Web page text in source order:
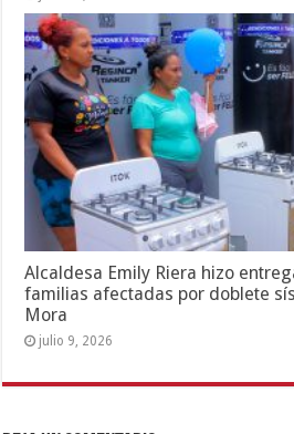
Alcaldesa Emily Riera hizo
familias afectadas por doblete
Mora
julio 9, 2026